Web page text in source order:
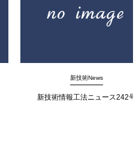
新技術News
新技術情報工法ニュース242号